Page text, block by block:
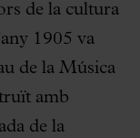
de la cultura
1905 va
de la Música
amb
de la